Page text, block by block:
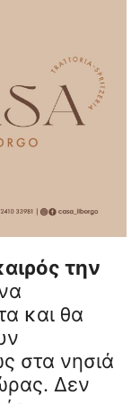
την
και θα
στα νησιά
Δεν